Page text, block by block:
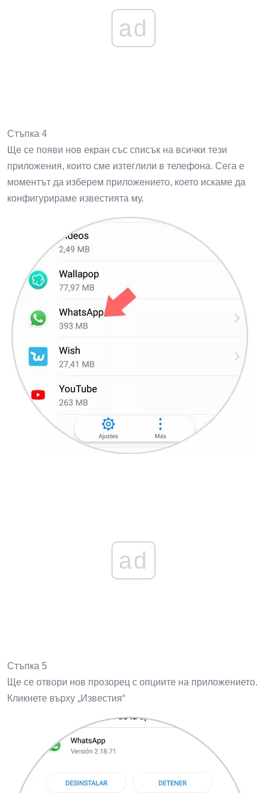
ad
Стъпка 4
Ще се появи нов екран със списък на всички тези
приложения, които сме изтеглили в телефона. Сега е
моментът да изберем приложението, което искаме да
конфигурираме известията му.
ad
Стъпка 5
Ще се отвори нов прозорец с опциите на приложението.
Кликнете върху „Известия“